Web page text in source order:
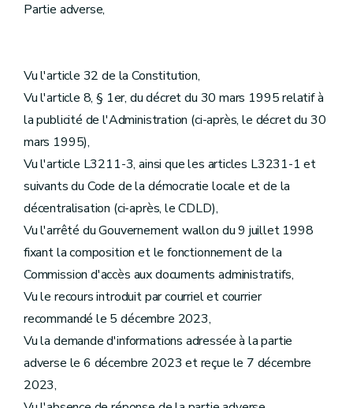
Partie adverse,
Vu l'article 32 de la Constitution,
Vu l'article 8, § 1er, du décret du 30 mars 1995 relatif à
la publicité de l'Administration (ci-après, le décret du 30
mars 1995),
Vu l'article L3211-3, ainsi que les articles L3231-1 et
suivants du Code de la démocratie locale et de la
décentralisation (ci-après, le CDLD),
Vu l'arrêté du Gouvernement wallon du 9 juillet 1998
fixant la composition et le fonctionnement de la
Commission d'accès aux documents administratifs,
Vu le recours introduit par courriel et courrier
recommandé le 5 décembre 2023,
Vu la demande d'informations adressée à la partie
adverse le 6 décembre 2023 et reçue le 7 décembre
2023,